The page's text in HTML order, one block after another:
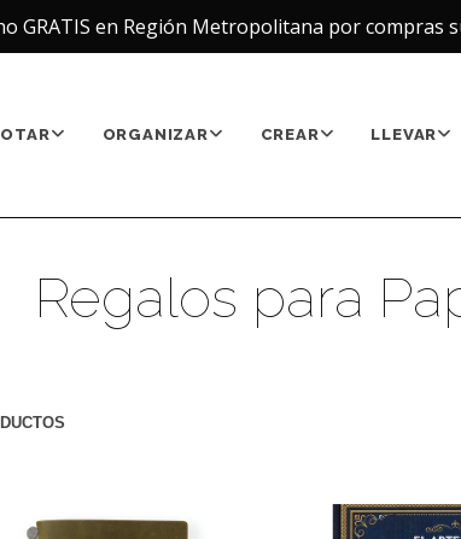
GRATIS en Región Metropolitana por compras
ORGANIZAR CREAR LLEVAR
Regalos para